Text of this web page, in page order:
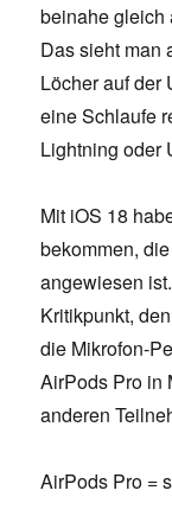
beinahe gleich
Das sieht man
Löcher auf der
eine Schlaufe
Lightning oder
Mit iOS 18
bekommen,
angewiesen
Kritikpunkt,
die Mikrofon-
AirPods Pro in
anderen
AirPods Pro =